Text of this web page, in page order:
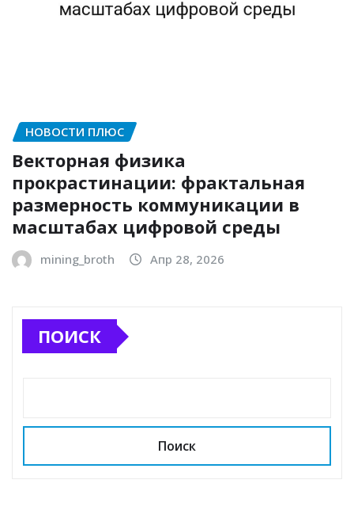
НОВОСТИ ПЛЮС
Векторная физика
прокрастинации: фрактальная
размерность коммуникации в
масштабах цифровой среды
mining_broth Апр 28, 2026
ПОИСК
Поиск